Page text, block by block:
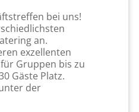
bei uns!
an.
exzellenten
Gruppen bis zu
Gäste Platz.
der